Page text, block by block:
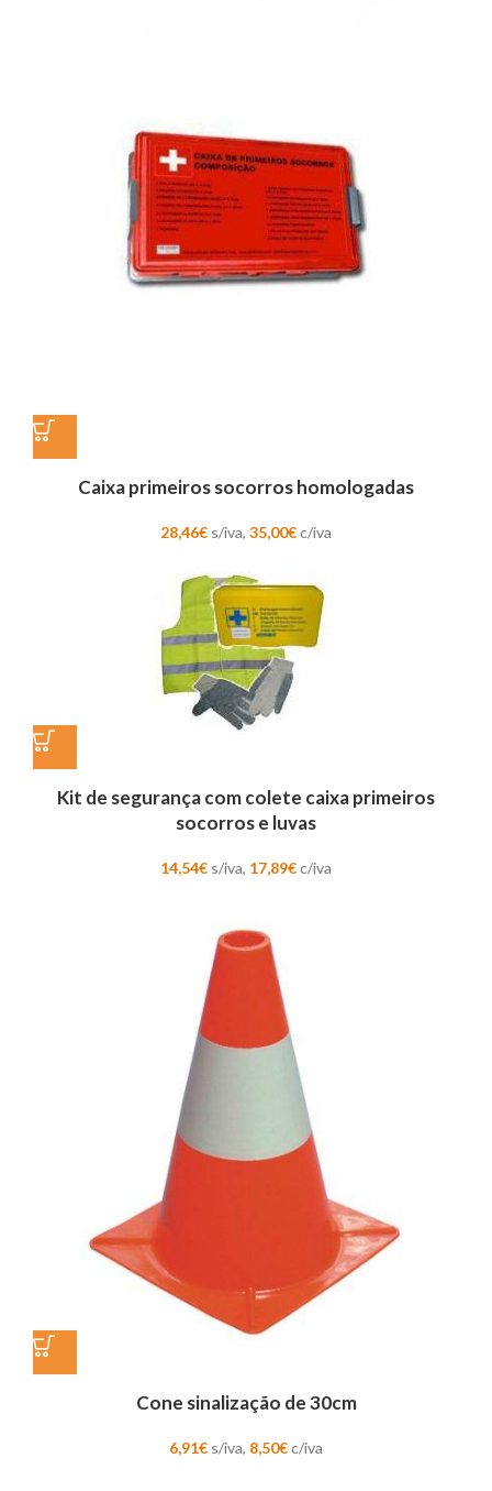
Caixa primeiros socorros homologadas
28,46€ s/iva, 35,00€c/iva
Kit de segurança com colete caixa primeiros
socorros e luvas
14,54€ s/iva, 17,89€c/iva
Cone sinalização de 30cm
6,91€ s/iva, 8,50€c/iva